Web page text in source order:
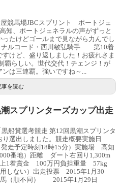
競馬場JBCスプリント ポートジェ
、ポートジェネラルの声がずっと
たけどゴールまで見ながら力んでし
ナルコード・西川敏弘騎手 第10着
けど、盛り返しました！お疲れさま
覇らしい。世代交代！チェンジ！が
は三連覇。強いですね～...
事を読む
スプリンターズカップ出走
船賞選考競走 第12回黒潮スプリンタ
り選出しました。競走概要実施日
走予定時刻18時15分）実施場 高知
番地）距離 ダート右回り1,300m
1着賞金 100万円負担重量 57kg
しない）出走投票 2015年1月30
（順不同） 2015年1月29日